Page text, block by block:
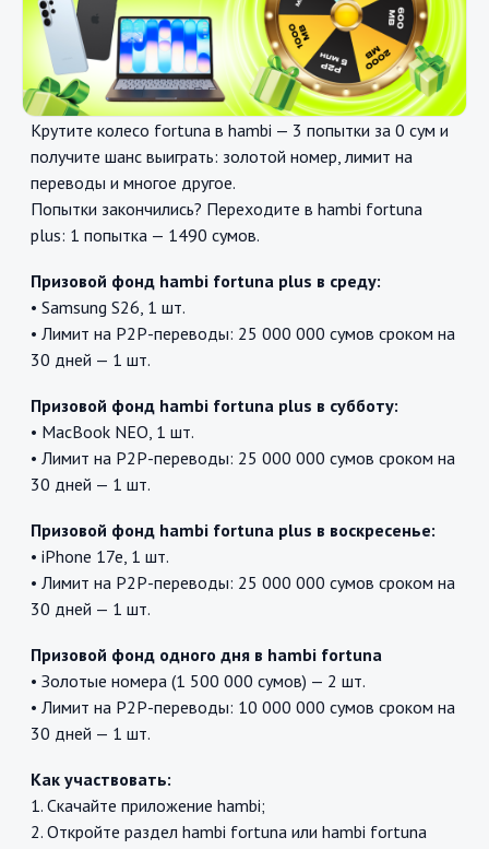
Крутите колесо fortuna в hambi — 3 попытки за 0 сум и
получите шанс выиграть: золотой номер, лимит на
переводы и многое другое.
Попытки закончились? Переходите в hambi fortuna
plus: 1 попытка — 1490 сумов.
Призовой фонд hambi fortuna plus в среду:
• Samsung S26, 1 шт.
• Лимит на P2P-переводы: 25 000 000 сумов сроком на
30 дней — 1 шт.
Призовой фонд hambi fortuna plus в субботу:
• MacBook NEO, 1 шт.
• Лимит на P2P-переводы: 25 000 000 сумов сроком на
30 дней — 1 шт.
Призовой фонд hambi fortuna plus в воскресенье:
• iPhone 17e, 1 шт.
• Лимит на P2P-переводы: 25 000 000 сумов сроком на
30 дней — 1 шт.
Призовой фонд одного дня в hambi fortuna
• Золотые номера (1 500 000 сумов) — 2 шт.
• Лимит на P2P-переводы: 10 000 000 сумов сроком на
30 дней — 1 шт.
Как участвовать:
1. Скачайте приложение hambi;
2. Откройте раздел hambi fortuna или hambi fortuna